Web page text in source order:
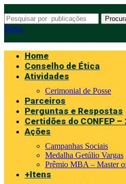
Menu
Home
Conselho de Ética
Atividades
Cerimonial de Posse
Parceiros
Perguntas e Respostas
Certidões do CONFEP –
Ações
Campanhas Sociais
Medalha Getúlio Vargas
Prêmio MBA – Master
+Itens